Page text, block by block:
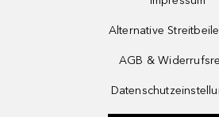
Alternative
AGB &